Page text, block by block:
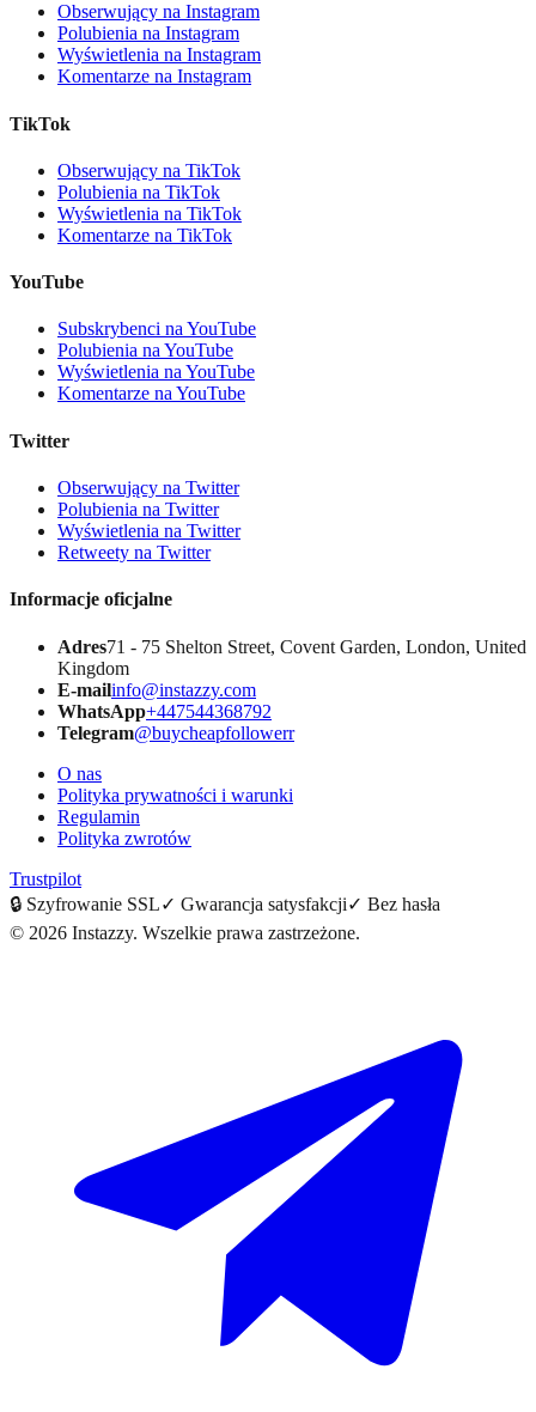
Obserwujący na Instagram
Polubienia na Instagram
Wyświetlenia na Instagram
Komentarze na Instagram
TikTok
Obserwujący na TikTok
Polubienia na TikTok
Wyświetlenia na TikTok
Komentarze na TikTok
YouTube
Subskrybenci na YouTube
Polubienia na YouTube
Wyświetlenia na YouTube
Komentarze na YouTube
Twitter
Obserwujący na Twitter
Polubienia na Twitter
Wyświetlenia na Twitter
Retweety na Twitter
Informacje oficjalne
Adres71 - 75 Shelton Street, Covent Garden, London, United
Kingdom
E-mailinfo@instazzy.com
WhatsApp+447544368792
Telegram@buycheapfollowerr
O nas
Polityka prywatności i warunki
Regulamin
Polityka zwrotów
Trustpilot
🔒 Szyfrowanie SSL✓ Gwarancja satysfakcji✓ Bez hasła
© 2026 Instazzy. Wszelkie prawa zastrzeżone.